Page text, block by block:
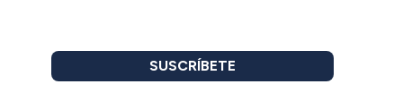
SUSCRÍBETE